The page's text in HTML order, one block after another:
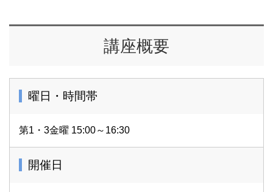
講座概要
曜日・時間帯
第1・3金曜 15:00～16:30
開催日